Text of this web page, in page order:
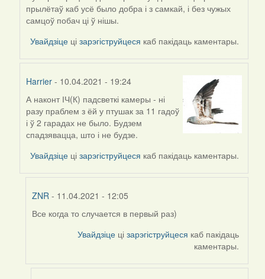
прылётаў каб усё было добра і з самкай, і без чужых
самцоў побач ці ў нішы.
Увайдзіце цізарэгіструйцеся каб пакідаць каментары.
Harrier - 10.04.2021 - 19:24
In
reply
to
by
ZNR
А наконт ІЧ(К) падсветкі камеры - ні
разу праблем з ёй у птушак за 11 гадоў
і ў 2 гарадах не было. Будзем
спадзявацца, што і не будзе.
Увайдзіце цізарэгіструйцеся каб пакідаць каментары.
ZNR - 11.04.2021 - 12:05
In
Harrier
Все когда то случается в первый раз)
Увайдзіце цізарэгіструйцеся каб пакідаць
каментары.